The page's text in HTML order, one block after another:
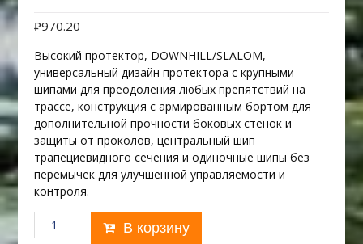
₽970.20
Высокий протектор, DOWNHILL/SLALOM,
универсальный дизайн протектора с крупными
шипами для преодоления любых препятствий на
трассе, конструкция с армированным бортом для
дополнительной прочности боковых стенок и
защиты от проколов, центральный шип
трапециевидного сечения и одиночные шипы без
перемычек для улучшенной управляемости и
контроля.
Количество
товара
В корзину